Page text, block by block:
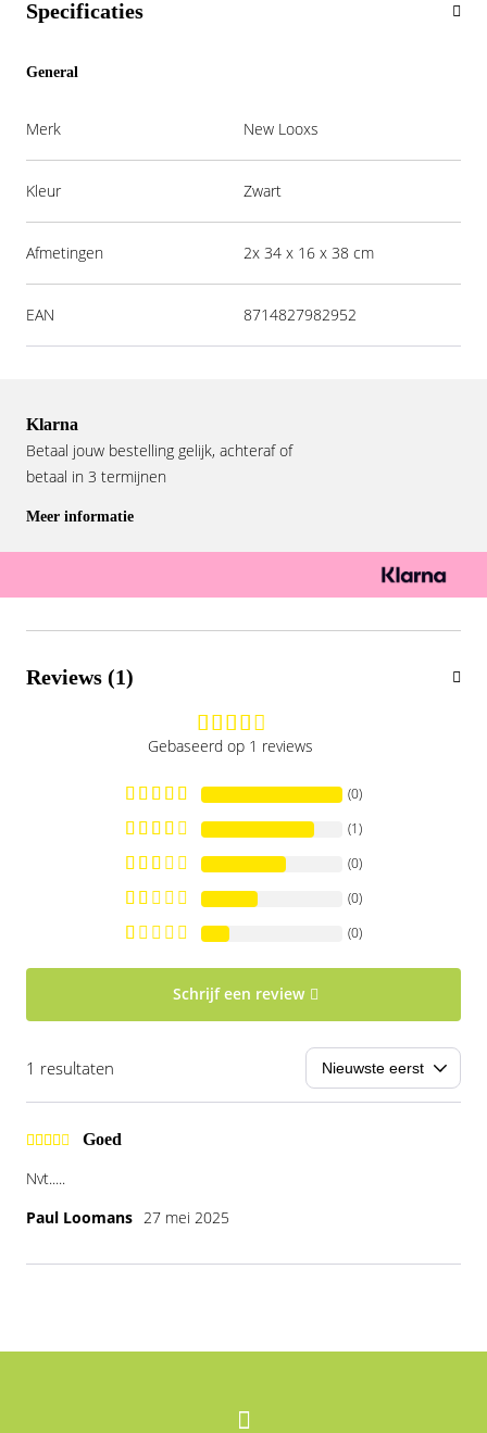
Specificaties
General
Merk New Looxs
Kleur Zwart
Afmetingen 2x 34 x 16 x 38 cm
EAN 8714827982952
Klarna
Betaal jouw bestelling gelijk, achteraf of
betaal in 3 termijnen
Meer informatie
Reviews (1)
Gebaseerd op 1 reviews
(0)
(1)
(0)
(0)
(0)
Schrijf een review
1 resultaten
Goed
Nvt.....
Paul Loomans 27 mei 2025